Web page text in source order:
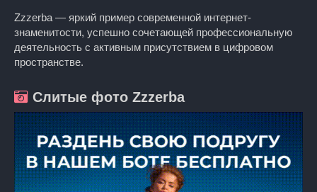
Zzzerba — яркий пример современной интернет-
знаменитости, успешно сочетающей профессиональную
деятельность с активным присутствием в цифровом
пространстве.
Слитые фото Zzzerba